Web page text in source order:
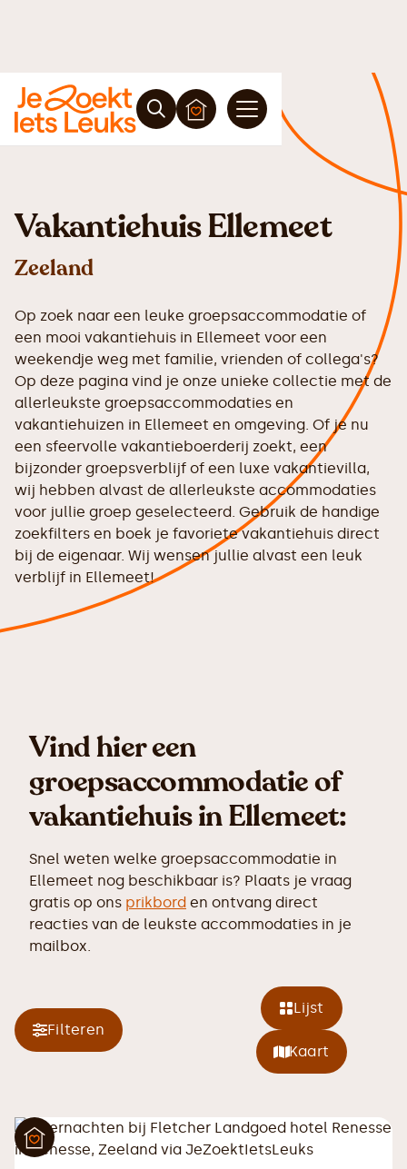
Vakantiehuis Ellemeet
Zeeland
Op zoek naar een leuke groepsaccommodatie of
een mooi vakantiehuis in Ellemeet voor een
weekendje weg met familie, vrienden of collega's?
Op deze pagina vind je onze unieke collectie met de
allerleukste groepsaccommodaties en
vakantiehuizen in Ellemeet en omgeving. Of je nu
een sfeervolle vakantieboerderij zoekt, een
bijzonder groepsverblijf of een luxe vakantievilla,
wij hebben alvast de allerleukste accommodaties
voor jullie groep geselecteerd. Gebruik de handige
zoekfilters en boek je favoriete vakantiehuis direct
bij de eigenaar. Wij wensen jullie alvast een leuk
verblijf in Ellemeet!
Vind hier een
groepsaccommodatie of
vakantiehuis in Ellemeet:
Snel weten welke groepsaccommodatie in
Ellemeet nog beschikbaar is? Plaats je vraag
gratis op ons prikbord en ontvang direct
reacties van de leukste accommodaties in je
mailbox.
Filteren
Lijst
Kaart